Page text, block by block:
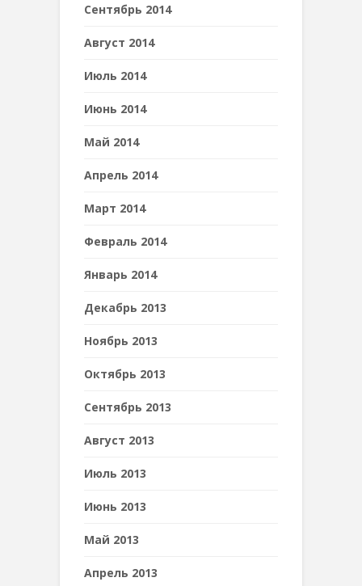
Сентябрь 2014
Август 2014
Июль 2014
Июнь 2014
Май 2014
Апрель 2014
Март 2014
Февраль 2014
Январь 2014
Декабрь 2013
Ноябрь 2013
Октябрь 2013
Сентябрь 2013
Август 2013
Июль 2013
Июнь 2013
Май 2013
Апрель 2013